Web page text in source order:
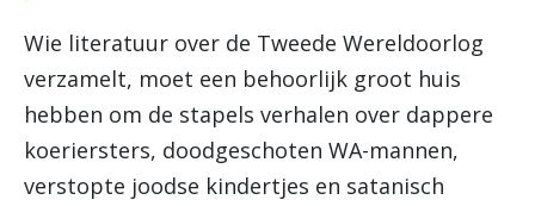
Wie literatuur over de Tweede Wereldoorlog
verzamelt, moet een behoorlijk groot huis
hebben om de stapels verhalen over dappere
koeriersters, doodgeschoten WA-mannen,
verstopte joodse kindertjes en satanisch